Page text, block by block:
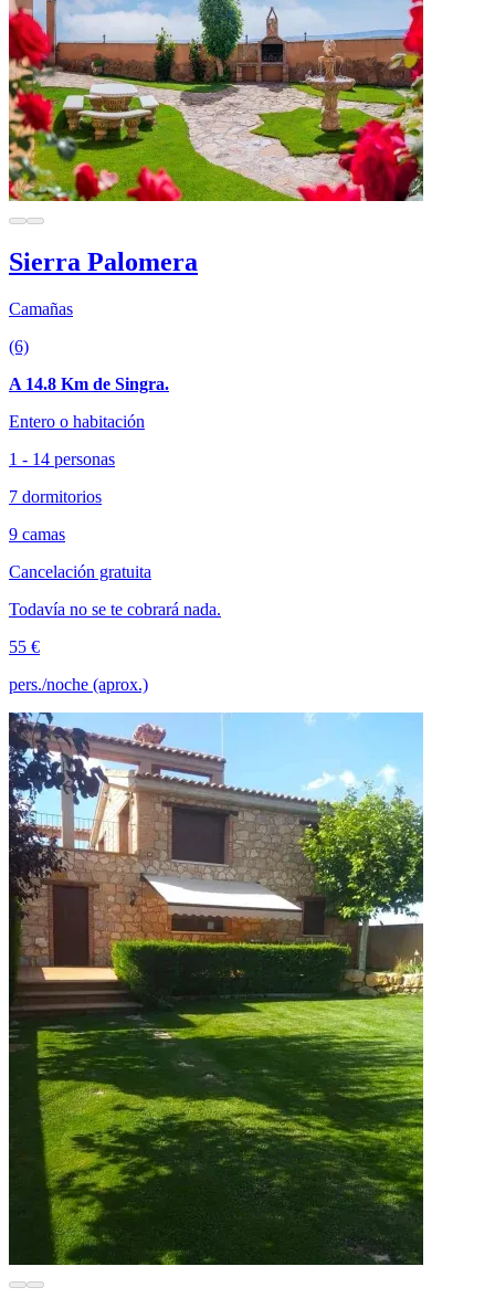
Sierra Palomera
Camañas
(6)
A 14.8 Km de Singra.
Entero o habitación
1 - 14 personas
7 dormitorios
9 camas
Cancelación gratuita
Todavía no se te cobrará nada.
55 €
pers./noche (aprox.)